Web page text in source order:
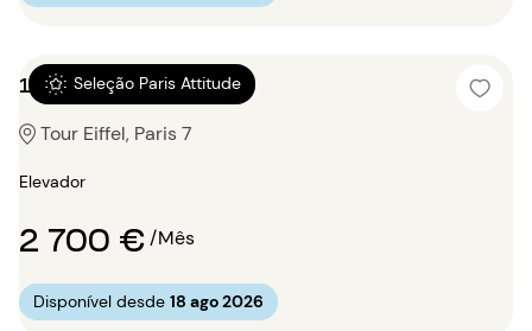
Seleção Paris Attitude
1 quarto 42m²
Tour Eiffel, Paris 7
Elevador
2 700 €/Mês
Disponível desde 18 ago 2026